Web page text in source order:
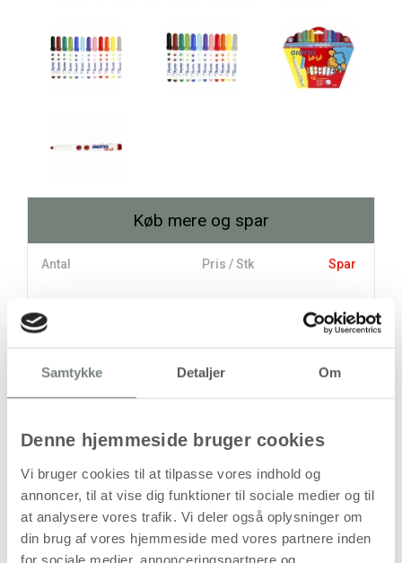
Samtykke Detaljer Om
Denne hjemmeside bruger cookies
Vi bruger cookies til at tilpasse vores indhold og
annoncer, til at vise dig funktioner til sociale medier og til
at analysere vores trafik. Vi deler også oplysninger om
din brug af vores hjemmeside med vores partnere inden
Køb mere og spar
Antal Pris / Stk Spar
78,38 kr.
stk
97,94
Leveringsomkostninger
Læg i kurven
Din bestilling er først bindende,